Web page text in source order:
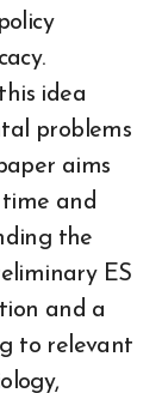
idea
problems
aims
and
the
ES
and a
to relevant